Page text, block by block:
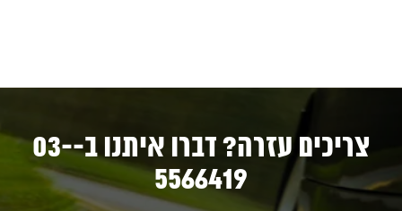
צריכים עזרה? דברו איתנו ב-03-
5566419